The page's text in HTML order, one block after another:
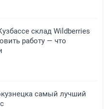
склад Wildberries
работу — что
самый лучший